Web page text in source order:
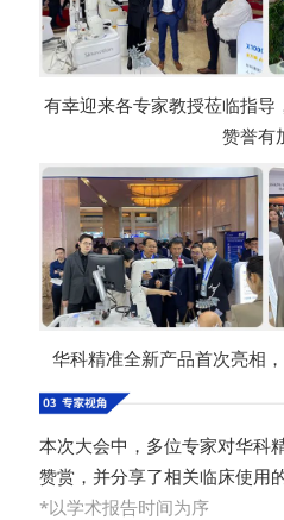
有幸迎来各专家教授莅临指导
赞誉有
华科精准全新产品首次亮相
本次大会中，多位专家对华科
赞赏，并分享了相关临床使用
*以学术报告时间为序